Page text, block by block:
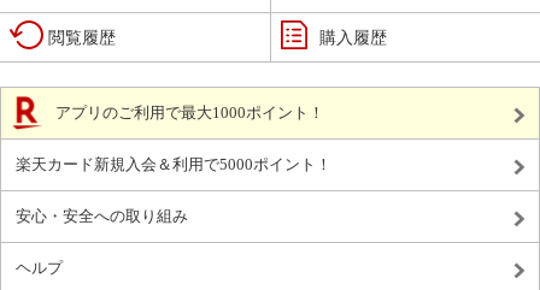
閲覧履歴 購入履歴
アプリのご利用で最大1000ポイント！
楽天カード新規入会＆利用で5000ポイント！
安心・安全への取り組み
ヘルプ